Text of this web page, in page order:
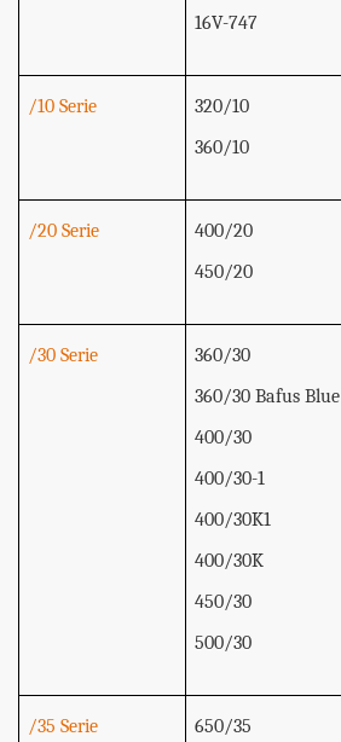
16V-747
/10 Serie
320/10
360/10
/20 Serie
400/20
450/20
/30 Serie
360/30
360/30 Bafus Blue
400/30
400/30-1
400/30K1
400/30K
450/30
500/30
/35 Serie 650/35